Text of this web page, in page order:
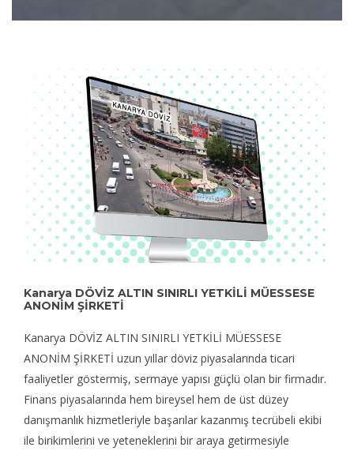
Kanarya DÖVİZ ALTIN SINIRLI YETKİLİ MÜESSESE
ANONİM ŞİRKETİ
Kanarya DÖVİZ ALTIN SINIRLI YETKİLİ MÜESSESE
ANONİM ŞİRKETİ uzun yıllar döviz piyasalarında ticari
faaliyetler göstermiş, sermaye yapısı güçlü olan bir firmadır.
Finans piyasalarında hem bireysel hem de üst düzey
danışmanlık hizmetleriyle başarılar kazanmış tecrübeli ekibi
ile birikimlerini ve yeteneklerini bir araya getirmesiyle